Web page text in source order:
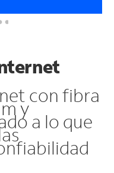
con fibra
y
a lo que